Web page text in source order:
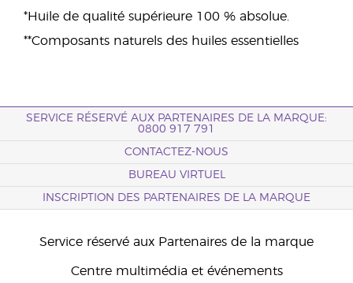
*Huile de qualité supérieure 100 % absolue.
**Composants naturels des huiles essentielles
SERVICE RÉSERVÉ AUX PARTENAIRES DE LA MARQUE:
0800 917 791
CONTACTEZ-NOUS
BUREAU VIRTUEL
INSCRIPTION DES PARTENAIRES DE LA MARQUE
Service réservé aux Partenaires de la marque
Centre multimédia et événements